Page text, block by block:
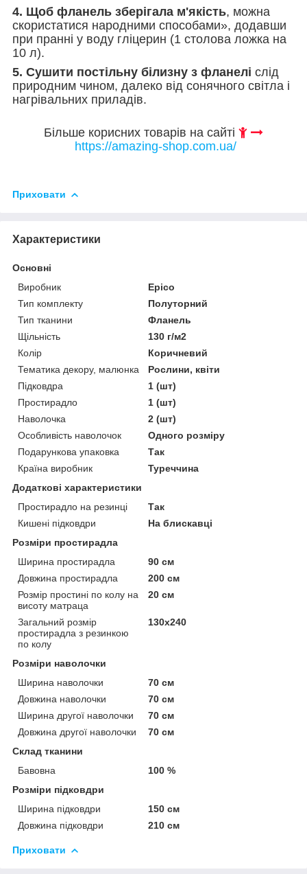
4. Щоб фланель зберігала м'якість, можна
скористатися народними способами», додавши
при пранні у воду гліцерин (1 столова ложка на
10 л).
5. Сушити постільну білизну з фланелі слід
природним чином, далеко від сонячного світла і
нагрівальних приладів.
Більше корисних товарів на сайті
https://amazing-shop.com.ua/
Приховати
Характеристики
Основні
Виробник
Epico
Тип комплекту
Полуторний
Тип тканини
Фланель
Щільність
130 г/м2
Колір
Коричневий
Тематика декору, малюнка
Рослини, квіти
Підковдра
1 (шт)
Простирадло
1 (шт)
Наволочка
2 (шт)
Особливість наволочок
Одного розміру
Подарункова упаковка
Так
Країна виробник
Туреччина
Додаткові характеристики
Простирадло на резинці
Так
Кишені підковдри
На блискавці
Розміри простирадла
Ширина простирадла
90 см
Довжина простирадла
200 см
Розмір простині по колу на
висоту матраца
20 см
Загальний розмір
простирадла з резинкою
по колу
130х240
Розміри наволочки
Ширина наволочки
70 см
Довжина наволочки
70 см
Ширина другої наволочки
70 см
Довжина другої наволочки
70 см
Склад тканини
Бавовна
100 %
Розміри підковдри
Ширина підковдри
150 см
Довжина підковдри
210 см
Приховати